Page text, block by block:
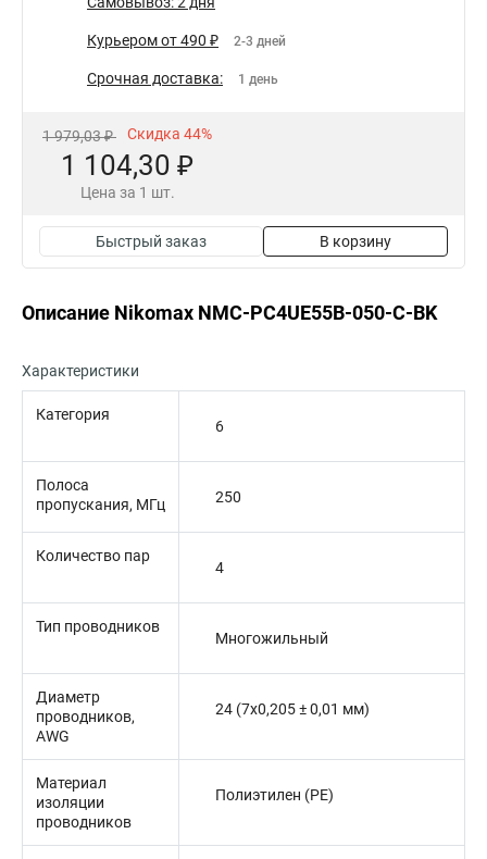
Курьером от 490 ₽ 2-3 дней
Срочная доставка: 1 день
1 979,03 ₽ Скидка 44%
1 104,30 ₽
Цена за 1 шт.
Быстрый заказ В корзину
Описание Nikomax NMC-PC4UE55B-050-C-BK
Характеристики
Категория
6
Полоса
пропускания, МГц
250
Количество пар
4
Тип проводников
Многожильный
Диаметр
проводников,
AWG
24 (7x0,205 ± 0,01 мм)
Материал
изоляции
проводников
Полиэтилен (PE)